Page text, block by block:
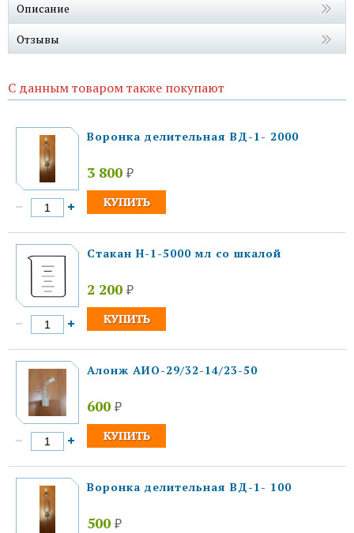
Описание
Отзывы
С данным товаром также покупают
Воронка делительная ВД-1- 2000
3 800 ₽
Стакан Н-1-5000 мл со шкалой
2 200 ₽
Алонж АИО-29/32-14/23-50
600 ₽
Воронка делительная ВД-1- 100
500 ₽